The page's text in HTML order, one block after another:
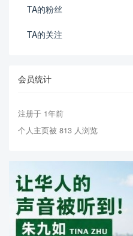
TA的粉丝
TA的关注
会员统计
注册于 1年前
个人主页被 813 人浏览